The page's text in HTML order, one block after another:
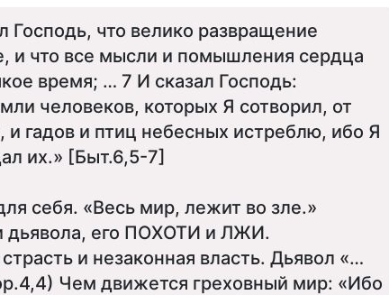
Господь, что велико развращение
и что все мысли и помышления сердца
время; … 7 И сказал Господь:
человеков, которых Я сотворил, от
и гадов и птиц небесных истреблю, ибо Я
их.» [Быт.6,5-7]
себя. «Весь мир, лежит во зле.»
дьявола, его ПОХОТИ и ЛЖИ.
и незаконная власть. Дьявол «…
Чем движется греховный мир: «Ибо